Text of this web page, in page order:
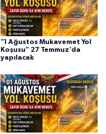
"1 Ağustos Mukavemet Yol
Koşusu" 27 Temmuz’da
yapılacak